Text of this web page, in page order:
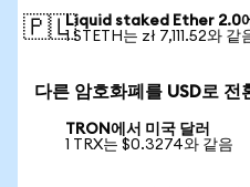
🇵🇱Liquid staked Ether 2.0
1 STETH는 zł 7,111.52와 같
다른 암호화폐를 USD로 전
TRON에서 미국 달러
1 TRX는 $0.3274와 같음